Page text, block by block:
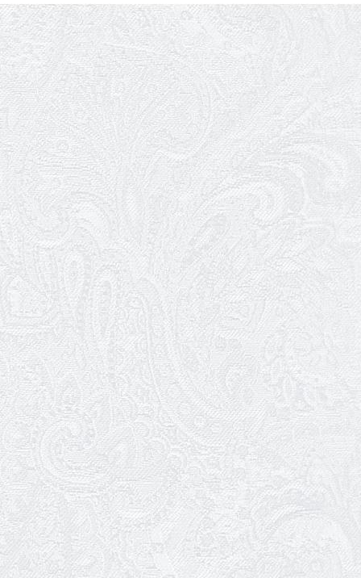
18.05.2026
Шукаємо інженерів і техніків
17.05.2026
Ювілей Валентини Бородіної
13.05.2026
Конкурс на заміщення вакантних
посад
12.05.2026
Ювілей Світлани Коцюренко
10.05.2026
Онлайн-трансляція концерту «Хто
кого?»
09.05.2026
Ювілей Олександра Ланге
08.05.2026
Відновлення мюзиклу «Ханум»
06.05.2026
Вітаємо з прем'єрою у виставі «Два
кольори однієї долі» Катерину Мись!
26.04.2026
З першою прем'єрою 2026 року!
25.04.2026
Трудовий ювілей Ауріки Ахметової